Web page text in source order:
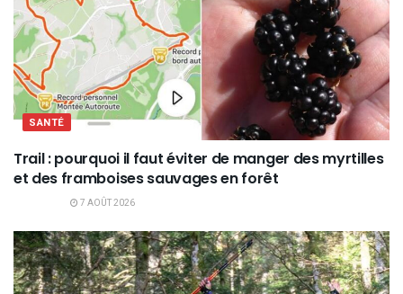
SANTÉ
Trail : pourquoi il faut éviter de manger des myrtilles
et des framboises sauvages en forêt
7 AOÛT 2026